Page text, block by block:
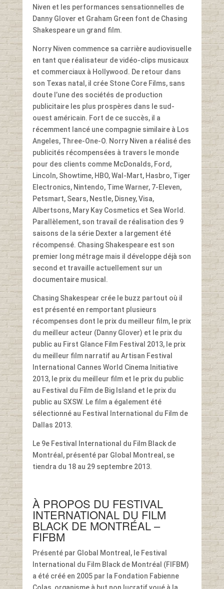
Niven et les performances sensationnelles de
Danny Glover et Graham Green font de Chasing
Shakespeare un grand film.
Norry Niven commence sa carrière audiovisuelle
en tant que réalisateur de vidéo-clips musicaux
et commerciaux à Hollywood. De retour dans
son Texas natal, il crée Stone Core Films, sans
doute l’une des sociétés de production
publicitaire les plus prospères dans le sud-
ouest américain. Fort de ce succès, il a
récemment lancé une compagnie similaire à Los
Angeles, Three-One-O. Norry Niven a réalisé des
publicités récompensées à travers le monde
pour des clients comme McDonalds, Ford,
Lincoln, Showtime, HBO, Wal-Mart, Hasbro, Tiger
Electronics, Nintendo, Time Warner, 7-Eleven,
Petsmart, Sears, Nestle, Disney, Visa,
Albertsons, Mary Kay Cosmetics et Sea World.
Parallèlement, son travail de réalisation des 9
saisons de la série Dexter a largement été
récompensé. Chasing Shakespeare est son
premier long métrage mais il développe déjà son
second et travaille actuellement sur un
documentaire musical.
Chasing Shakespear crée le buzz partout où il
est présenté en remportant plusieurs
récompenses dont le prix du meilleur film, le prix
du meilleur acteur (Danny Glover) et le prix du
public au First Glance Film Festival 2013, le prix
du meilleur film narratif au Artisan Festival
International Cannes World Cinema Initiative
2013, le prix du meilleur film et le prix du public
au Festival du Film de Big Island et le prix du
public au SXSW. Le film a également été
sélectionné au Festival International du Film de
Dallas 2013.
Le 9e Festival International du Film Black de
Montréal, présenté par Global Montreal, se
tiendra du 18 au 29 septembre 2013.
À PROPOS DU FESTIVAL
INTERNATIONAL DU FILM
BLACK DE MONTRÉAL –
FIFBM
Présenté par Global Montreal, le Festival
International du Film Black de Montréal (FIFBM)
a été créé en 2005 par la Fondation Fabienne
Colas, organisme à but non lucratif voué à la